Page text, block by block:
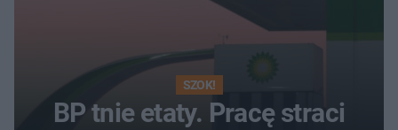
SZOK!
BP tnie etaty. Pracę straci